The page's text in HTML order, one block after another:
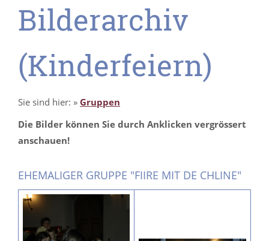
Bilderarchiv
(Kinderfeiern)
Sie sind hier: » Gruppen
Die Bilder können Sie durch Anklicken vergrössert
anschauen!
EHEMALIGER GRUPPE "FIIRE MIT DE CHLINE"